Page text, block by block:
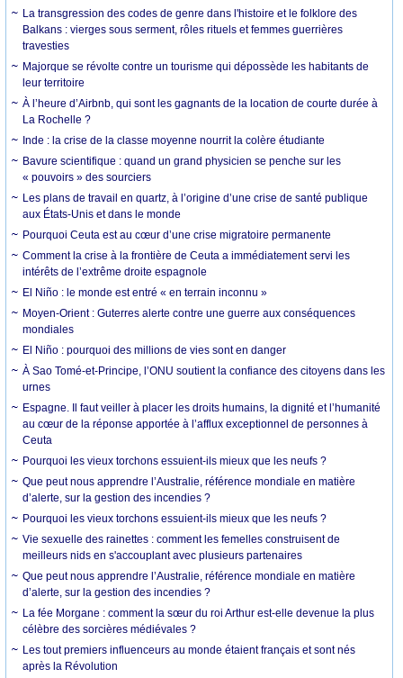
La transgression des codes de genre dans l'histoire et le folklore des
Balkans : vierges sous serment, rôles rituels et femmes guerrières
travesties
Majorque se révolte contre un tourisme qui dépossède les habitants de
leur territoire
À l’heure d’Airbnb, qui sont les gagnants de la location de courte durée à
La Rochelle ?
Inde : la crise de la classe moyenne nourrit la colère étudiante
Bavure scientifique : quand un grand physicien se penche sur les
« pouvoirs » des sourciers
Les plans de travail en quartz, à l’origine d’une crise de santé publique
aux États-Unis et dans le monde
Pourquoi Ceuta est au cœur d’une crise migratoire permanente
Comment la crise à la frontière de Ceuta a immédiatement servi les
intérêts de l’extrême droite espagnole
El Niño : le monde est entré « en terrain inconnu »
Moyen-Orient : Guterres alerte contre une guerre aux conséquences
mondiales
El Niño : pourquoi des millions de vies sont en danger
À Sao Tomé-et-Principe, l’ONU soutient la confiance des citoyens dans les
urnes
Espagne. Il faut veiller à placer les droits humains, la dignité et l’humanité
au cœur de la réponse apportée à l’afflux exceptionnel de personnes à
Ceuta
Pourquoi les vieux torchons essuient-ils mieux que les neufs ?
Que peut nous apprendre l’Australie, référence mondiale en matière
d’alerte, sur la gestion des incendies ?
Pourquoi les vieux torchons essuient-ils mieux que les neufs ?
Vie sexuelle des rainettes : comment les femelles construisent de
meilleurs nids en s'accouplant avec plusieurs partenaires
Que peut nous apprendre l’Australie, référence mondiale en matière
d’alerte, sur la gestion des incendies ?
La fée Morgane : comment la sœur du roi Arthur est-elle devenue la plus
célèbre des sorcières médiévales ?
Les tout premiers influenceurs au monde étaient français et sont nés
après la Révolution